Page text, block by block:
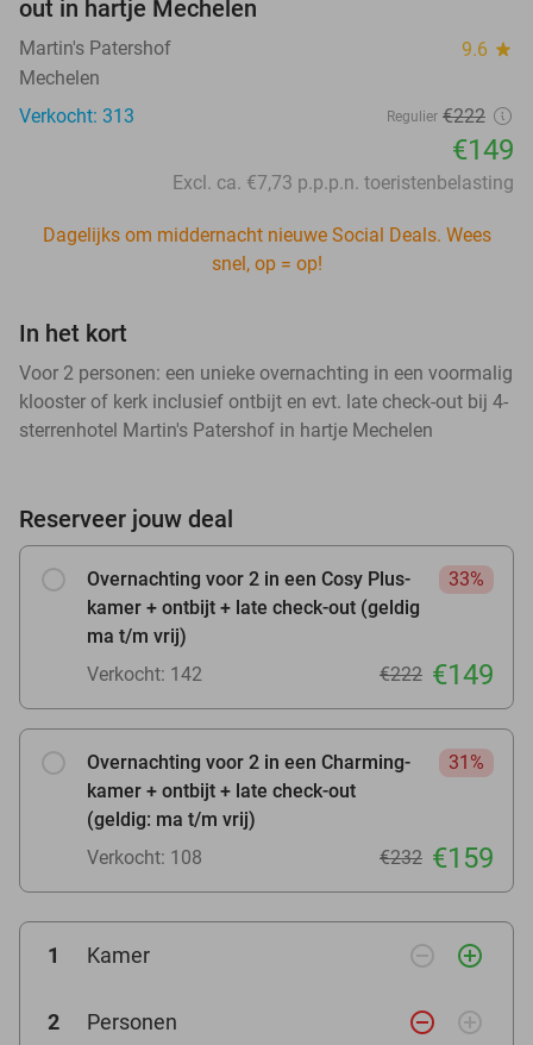
out in hartje Mechelen
Martin's Patershof 9.6 star
Mechelen
Verkocht: 313
Regulier €222
€149
Excl. ca. €7,73 p.p.p.n. toeristenbelasting
Dagelijks om middernacht nieuwe Social Deals. Wees
snel, op = op!
In het kort
Voor 2 personen: een unieke overnachting in een voormalig
klooster of kerk inclusief ontbijt en evt. late check-out bij 4-
sterrenhotel Martin's Patershof in hartje Mechelen
Reserveer jouw deal
Overnachting voor 2 in een Cosy Plus-
kamer + ontbijt + late check-out (geldig
ma t/m vrij)
33%
Verkocht: 142 €222 €149
Overnachting voor 2 in een Charming-
kamer + ontbijt + late check-out
(geldig: ma t/m vrij)
31%
Verkocht: 108 €232 €159
1 Kamer remove_circle_outline add_circle_outline
2 Personen remove_circle_outline add_circle_outline